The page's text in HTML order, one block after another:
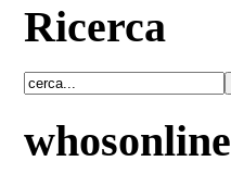
Ricerca
whosonline